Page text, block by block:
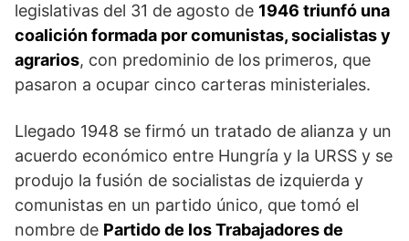
legislativas del 31 de agosto de 1946 triunfó una
coalición for­mada por comunistas, socialistas y
agrarios, con predominio de los primeros, que
pasaron a ocupar cinco carteras ministeriales.
Llegado 1948 se firmó un tratado de alianza y un
acuerdo económi­co entre Hungría y la URSS y se
produjo la fusión de socialis­tas de izquierda y
comunistas en un partido único, que tomó el
nombre de Partido de los Trabajadores de